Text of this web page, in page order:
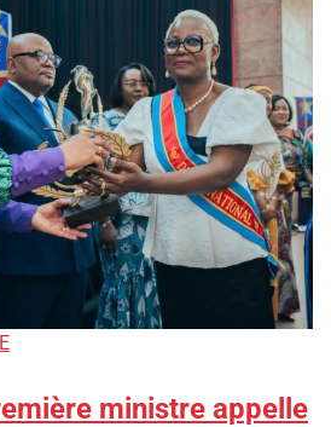
ministre appelle